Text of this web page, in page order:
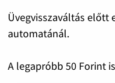
Üvegvisszaváltás előtt
automatánál.
A legapróbb 50 Forint